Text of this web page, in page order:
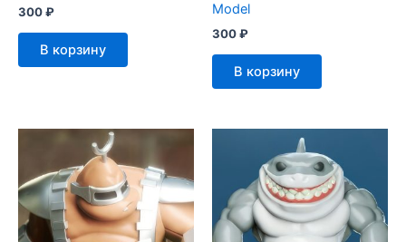
300₽
В корзину
Model
300₽
В корзину